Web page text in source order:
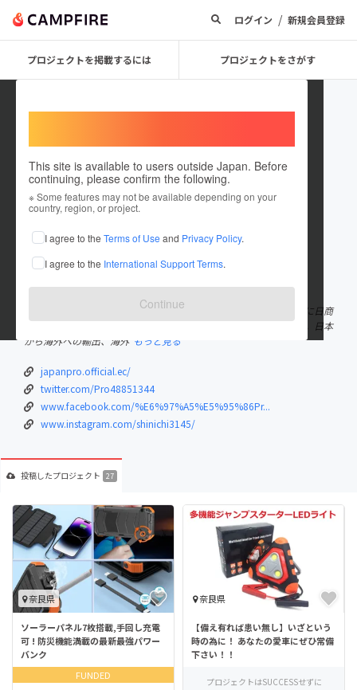
ログイン / 新規会員登録
プロジェクトを掲載するには プロジェクトをさがす
This site is available to users outside Japan. Before
continuing, please confirm the following.
※ Some features may not be available depending on your
country, region, or project.
I agree to the Terms of Use and Privacy Policy.
I agree to the International Support Terms.
Continue
JAPAN PRO STYLE
これまでに1回支援して27件のプロジェクトを投稿しています
在住国：日本 現在地：奈良県
出身国：日本 出身地：島根県
2007年6月に27年間勤務したPanasonicを早期退職。2008年10月に日商
Pro映像株式会社を設立。2018年10月に無事10周年を迎えました。日本
から海外への輸出、海外 もっと見る
japanpro.official.ec/
twitter.com/Pro48851344
www.facebook.com/%E6%97%A5%E5%95%86Pr...
www.instagram.com/shinichi3145/
投稿したプロジェクト 27
奈良県
ソーラーパネル7枚搭載,手回し充電
可 ! 防災機能満載の最新最強パワー
バンク
FUNDED
奈良県
【備え有れば患い無し】いざという
時の為に！ あなたの愛車にぜひ常備
下さい！！
プロジェクトはSUCCESSせずに